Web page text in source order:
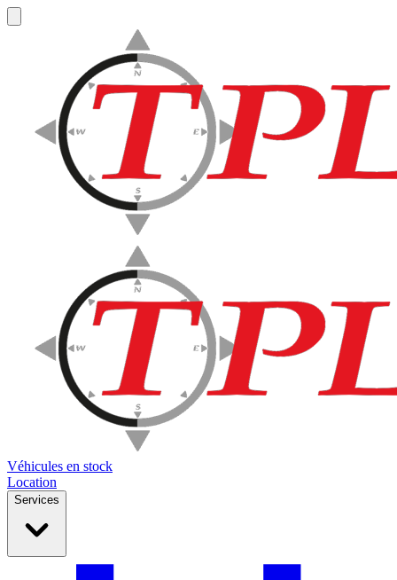
Véhicules en stock
Location
Services